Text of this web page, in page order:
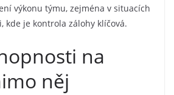
výkonu týmu, zejména v situacích
kde je kontrola zálohy klíčová.
na
něj